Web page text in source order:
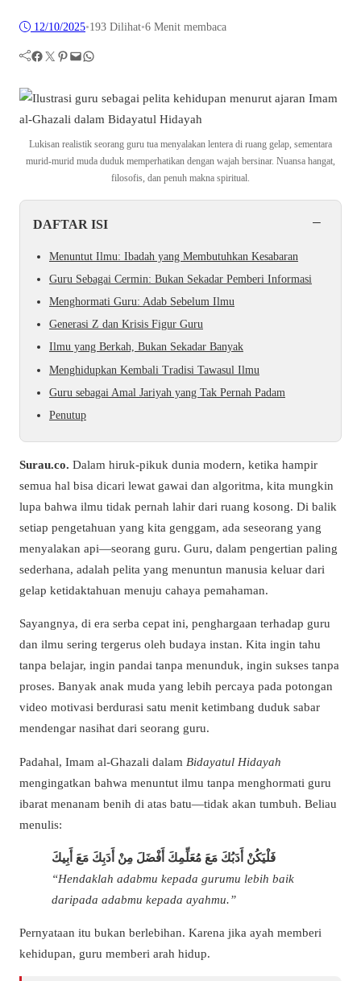
12/10/2025•193 Dilihat•6 Menit membaca
Facebook Twitter Pinterest Mail WhatsApp
Lukisan realistik seorang guru tua menyalakan lentera di ruang gelap, sementara
murid-murid muda duduk memperhatikan dengan wajah bersinar. Nuansa hangat,
filosofis, dan penuh makna spiritual.
DAFTAR ISI −
Menuntut Ilmu: Ibadah yang Membutuhkan Kesabaran
Guru Sebagai Cermin: Bukan Sekadar Pemberi Informasi
Menghormati Guru: Adab Sebelum Ilmu
Generasi Z dan Krisis Figur Guru
Ilmu yang Berkah, Bukan Sekadar Banyak
Menghidupkan Kembali Tradisi Tawasul Ilmu
Guru sebagai Amal Jariyah yang Tak Pernah Padam
Penutup
Surau.co. Dalam hiruk-pikuk dunia modern, ketika hampir
semua hal bisa dicari lewat gawai dan algoritma, kita mungkin
lupa bahwa ilmu tidak pernah lahir dari ruang kosong. Di balik
setiap pengetahuan yang kita genggam, ada seseorang yang
menyalakan api—seorang guru. Guru, dalam pengertian paling
sederhana, adalah pelita yang menuntun manusia keluar dari
gelap ketidaktahuan menuju cahaya pemahaman.
Sayangnya, di era serba cepat ini, penghargaan terhadap guru
dan ilmu sering tergerus oleh budaya instan. Kita ingin tahu
tanpa belajar, ingin pandai tanpa menunduk, ingin sukses tanpa
proses. Banyak anak muda yang lebih percaya pada potongan
video motivasi berdurasi satu menit ketimbang duduk sabar
mendengar nasihat dari seorang guru.
Padahal, Imam al-Ghazali dalam Bidayatul Hidayah
mengingatkan bahwa menuntut ilmu tanpa menghormati guru
ibarat menanam benih di atas batu—tidak akan tumbuh. Beliau
menulis:
فَلْيَكُنْ أَدَبُكَ مَعَ مُعَلِّمِكَ أَفْضَلَ مِنْ أَدَبِكَ مَعَ أَبِيكَ
“Hendaklah adabmu kepada gurumu lebih baik
daripada adabmu kepada ayahmu.”
Pernyataan itu bukan berlebihan. Karena jika ayah memberi
kehidupan, guru memberi arah hidup.